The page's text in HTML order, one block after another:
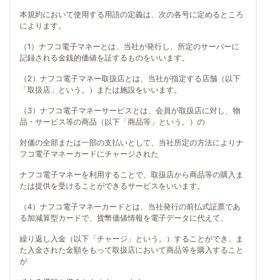
本規約において使用する用語の定義は、次の各号に定めるところ
によります。
（1）ナフコ電子マネーとは、当社が発行し、所定のサーバーに
記録される金銭的価値を証するものをいいます。
（2）ナフコ電子マネー取扱店とは、当社が指定する店舗（以下
「取扱店」という。）または施設をいいます。
（3）ナフコ電子マネーサービスとは、会員が取扱店に対し、物
品・サービス等の商品（以下「商品等」という。）の
対価の全部または一部の支払いとして、当社所定の方法によりナ
フコ電子マネーカードにチャージされた
ナフコ電子マネーを利用することで、取扱店から商品等の購入ま
たは提供を受けることができるサービスをいいます。
（4）ナフコ電子マネーカードとは、当社発行の前払式証票であ
る加減算型カードで、貨幣価値情報を電子データに代えて、
繰り返し入金（以下「チャージ」という。）することができ、ま
た入金された金額をもって取扱店において商品等を購入すること
が